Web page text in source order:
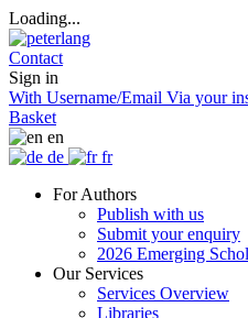
Loading...
Contact
Sign in
With Username/Email Via your
Basket
en
de
fr
For Authors
Publish with us
Submit your enquiry
2026 Emerging
Our Services
Services Overview
Libraries